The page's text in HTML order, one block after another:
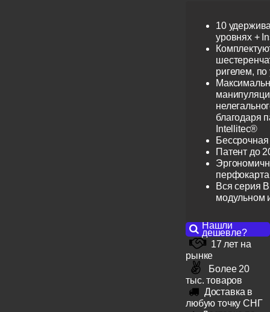
10
уровнях +
ригелем,
благодаря
Intellitec®
Патент до
перфокарта
Вся серия
модульном
Нашли
дешевле?
17 лет на
рынке
Более 20
тыс. товаров
Доставка в
любую точку СНГ